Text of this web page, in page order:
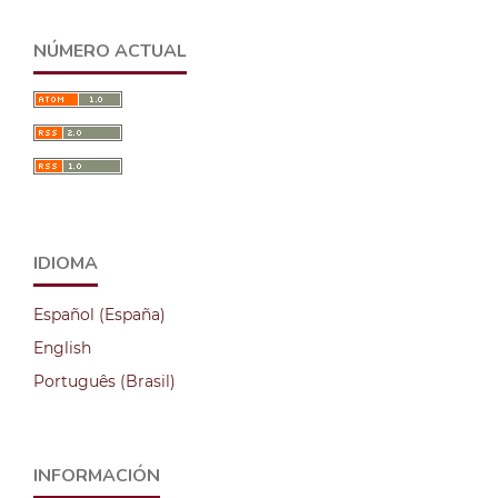
NÚMERO ACTUAL
IDIOMA
Español (España)
English
Português (Brasil)
INFORMACIÓN